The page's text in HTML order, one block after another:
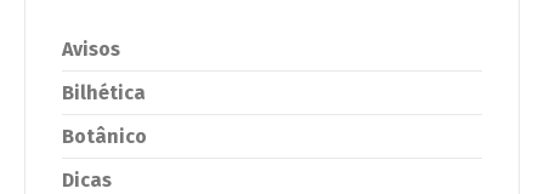
Avisos
Bilhética
Botânico
Dicas